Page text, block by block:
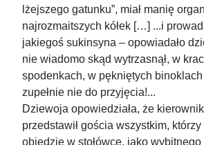
lżejszego gatunku”, miał manię
najrozmaitszych kółek […] ...i
jakiegoś sukinsyna – opowiadało
nie wiadomo skąd wytrzasnął, w
spodenkach, w pękniętych binoklach
zupełnie nie do przyjęcia!...
Dziewoja opowiedziała, że
przedstawił gościa wszystkim,
obiedzie w stołówce, jako